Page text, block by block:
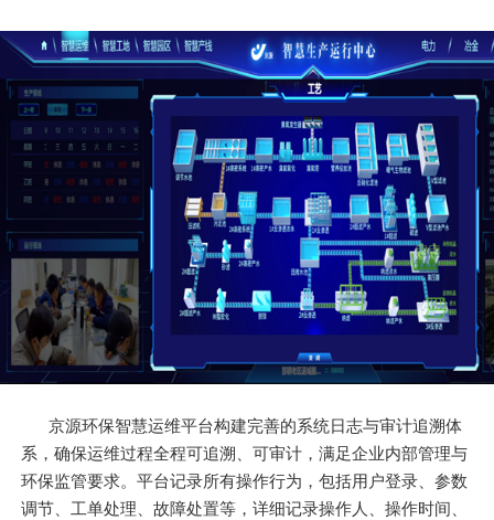
京源环保智慧运维平台构建完善的系统日志与审计追溯体
系，确保运维过程全程可追溯、可审计，满足企业内部管理与
环保监管要求。平台记录所有操作行为，包括用户登录、参数
调节、工单处理、故障处置等，详细记录操作人、操作时间、